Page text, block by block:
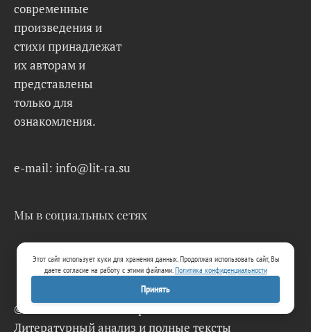
современные
произведения и
стихи принадлежат
их авторам и
представлены
только для
ознакомления.
e-mail: info@lit-ra.su
Мы в социальных сетях
© 2026 Lit-Ra.su. Электронная библиотека.
Литературный анализ и полные тексты
Этот сайт использует куки для хранения данных. Продолжая использовать сайт, Вы
даете согласие на работу с этими файлами.Политика конфиденциальности
Принять